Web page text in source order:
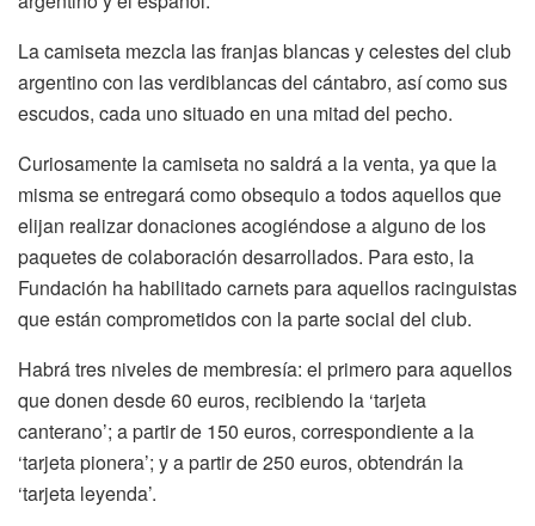
La camiseta mezcla las franjas blancas y celestes del club
argentino con las verdiblancas del cántabro, así como sus
escudos, cada uno situado en una mitad del pecho.
Curiosamente la camiseta no saldrá a la venta, ya que la
misma se entregará como obsequio a todos aquellos que
elijan realizar donaciones acogiéndose a alguno de los
paquetes de colaboración desarrollados. Para esto, la
Fundación ha habilitado carnets para aquellos racinguistas
que están comprometidos con la parte social del club.
Habrá tres niveles de membresía: el primero para aquellos
que donen desde 60 euros, recibiendo la ‘tarjeta
canterano’; a partir de 150 euros, correspondiente a la
‘tarjeta pionera’; y a partir de 250 euros, obtendrán la
‘tarjeta leyenda’.